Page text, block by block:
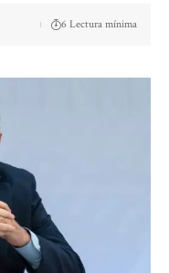
6 Lectura mínima